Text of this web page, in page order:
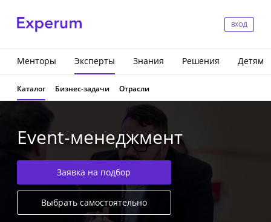
ВХОД
Менторы Эксперты Знания Решения Детям
Каталог Бизнес-задачи Отрасли
Event-менеджмент
Заявка на подбор
Выбрать самостоятельно